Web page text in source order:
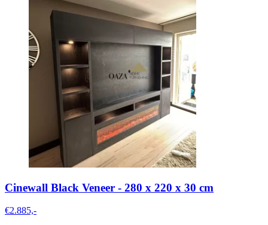
Cinewall Black Veneer - 280 x 220 x 30 cm
€2.885,-